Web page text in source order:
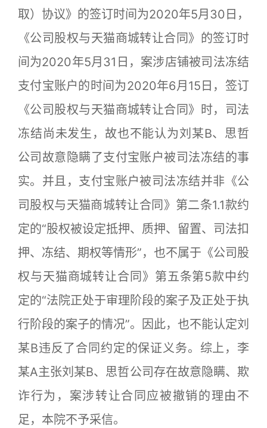
取）协议》的签订时间为2020年5月30日，
《公司股权与天猫商城转让合同》的签订时
间为2020年5月31日，案涉店铺被司法冻结
支付宝账户的时间为2020年6月15日，签订
《公司股权与天猫商城转让合同》时，司法
冻结尚未发生，故也不能认为刘某B、思哲
公司故意隐瞒了支付宝账户被司法冻结的事
实。并且，支付宝账户被司法冻结并非《公
司股权与天猫商城转让合同》第二条1.1款约
定的“股权被设定抵押、质押、留置、司法扣
押、冻结、期权等情形”，也不属于《公司股
权与天猫商城转让合同》第五条第5款中约
定的“法院正处于审理阶段的案子及正处于执
行阶段的案子的情况”。因此，也不能认定刘
某B违反了合同约定的保证义务。综上，李
某A主张刘某B、思哲公司存在故意隐瞒、欺
诈行为，案涉转让合同应被撤销的理由不
足，本院不予采信。